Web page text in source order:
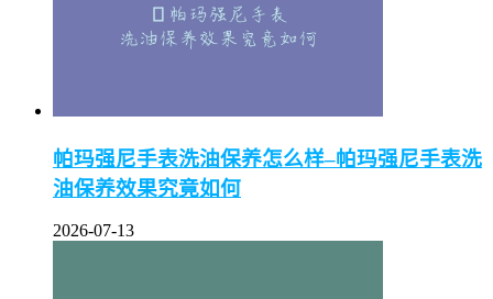
帕玛强尼手表洗油保养怎么样–帕玛强尼手表洗
油保养效果究竟如何
2026-07-13